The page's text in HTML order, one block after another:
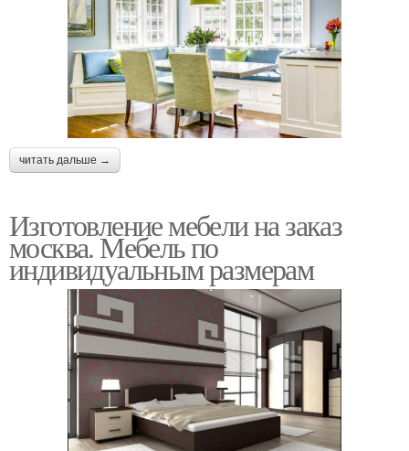
читать дальше →
Изготовление мебели на заказ
москва. Мебель по
индивидуальным размерам